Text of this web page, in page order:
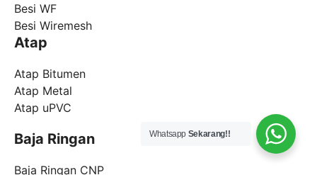
Besi WF
Besi Wiremesh
Atap
Atap Bitumen
Atap Metal
Atap uPVC
Baja Ringan
Baja Ringan CNP
Whatsapp Sekarang!!